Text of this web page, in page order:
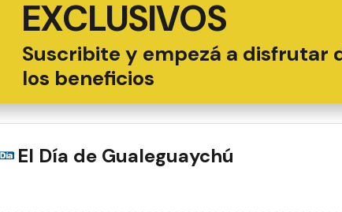
EXCLUSIVOS
Suscribite y empezá a disfrutar
los beneficios
El Día de Gualeguaychú